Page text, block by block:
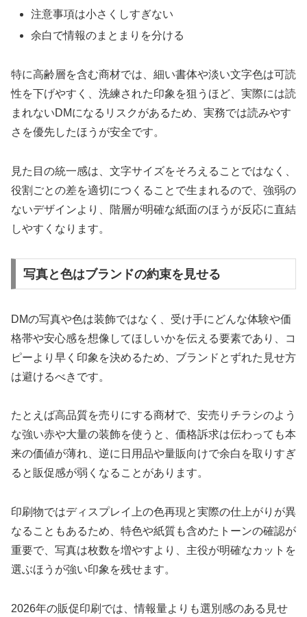
注意事項は小さくしすぎない
余白で情報のまとまりを分ける
特に高齢層を含む商材では、細い書体や淡い文字色は可読
性を下げやすく、洗練された印象を狙うほど、実際には読
まれないDMになるリスクがあるため、実務では読みやす
さを優先したほうが安全です。
見た目の統一感は、文字サイズをそろえることではなく、
役割ごとの差を適切につくることで生まれるので、強弱の
ないデザインより、階層が明確な紙面のほうが反応に直結
しやすくなります。
写真と色はブランドの約束を見せる
DMの写真や色は装飾ではなく、受け手にどんな体験や価
格帯や安心感を想像してほしいかを伝える要素であり、コ
ピーより早く印象を決めるため、ブランドとずれた見せ方
は避けるべきです。
たとえば高品質を売りにする商材で、安売りチラシのよう
な強い赤や大量の装飾を使うと、価格訴求は伝わっても本
来の価値が薄れ、逆に日用品や量販向けで余白を取りすぎ
ると販促感が弱くなることがあります。
印刷物ではディスプレイ上の色再現と実際の仕上がりが異
なることもあるため、特色や紙質も含めたトーンの確認が
重要で、写真は枚数を増やすより、主役が明確なカットを
選ぶほうが強い印象を残せます。
2026年の販促印刷では、情報量よりも選別感のある見せ